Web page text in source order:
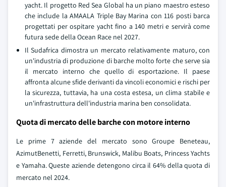
yacht. Il progetto Red Sea Global ha un piano maestro esteso
che include la AMAALA Triple Bay Marina con 116 posti barca
progettati per ospitare yacht fino a 140 metri e servirà come
futura sede della Ocean Race nel 2027.
Il Sudafrica dimostra un mercato relativamente maturo, con
un'industria di produzione di barche molto forte che serve sia
il mercato interno che quello di esportazione. Il paese
affronta alcune sfide derivanti da vincoli economici e rischi per
la sicurezza, tuttavia, ha una costa estesa, un clima stabile e
un'infrastruttura dell'industria marina ben consolidata.
Quota di mercato delle barche con motore interno
Le prime 7 aziende del mercato sono Groupe Beneteau,
AzimutBenetti, Ferretti, Brunswick, Malibu Boats, Princess Yachts
e Yamaha. Queste aziende detengono circa il 64% della quota di
mercato nel 2024.